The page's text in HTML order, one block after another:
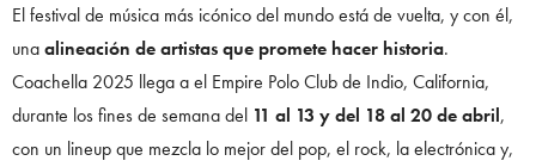
El festival de música más icónico del mundo está de vuelta, y con él,
unaalineación de artistas que promete hacer historia.
Coachella 2025 llega a el Empire Polo Club de Indio, California,
durante los fines de semana del 11 al 13 y del 18 al 20 de abril,
con un lineup que mezcla lo mejor del pop, el rock, la electrónica y,